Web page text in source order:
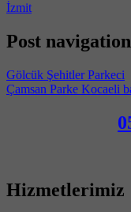
İzmit
Post navigation
Gölcük Şehitler Parkeci
Çamsan Parke Kocaeli
Hizmetlerimiz